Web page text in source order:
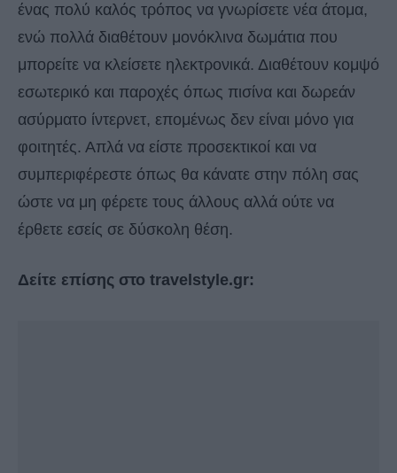
ένας πολύ καλός τρόπος να γνωρίσετε νέα άτομα,
ενώ πολλά διαθέτουν μονόκλινα δωμάτια που
μπορείτε να κλείσετε ηλεκτρονικά. Διαθέτουν κομψό
εσωτερικό και παροχές όπως πισίνα και δωρεάν
ασύρματο ίντερνετ, επομένως δεν είναι μόνο για
φοιτητές. Απλά να είστε προσεκτικοί και να
συμπεριφέρεστε όπως θα κάνατε στην πόλη σας
ώστε να μη φέρετε τους άλλους αλλά ούτε να
έρθετε εσείς σε δύσκολη θέση.
Δείτε επίσης στο travelstyle.gr: